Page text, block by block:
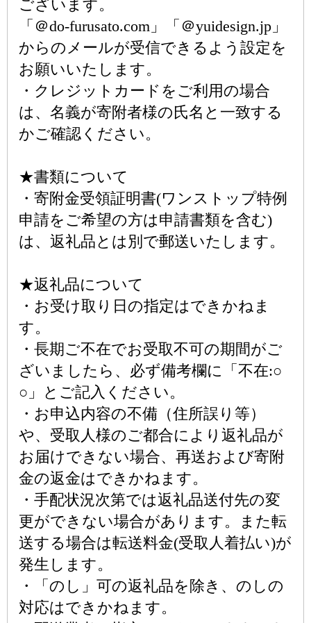
ございます。
「＠do-furusato.com」「＠yuidesign.jp」
からのメールが受信できるよう設定を
お願いいたします。
・クレジットカードをご利用の場合
は、名義が寄附者様の氏名と一致する
かご確認ください。
★書類について
・寄附金受領証明書(ワンストップ特例
申請をご希望の方は申請書類を含む)
は、返礼品とは別で郵送いたします。
★返礼品について
・お受け取り日の指定はできかねま
す。
・長期ご不在でお受取不可の期間がご
ざいましたら、必ず備考欄に「不在:○
○」とご記入ください。
・お申込内容の不備（住所誤り等）
や、受取人様のご都合により返礼品が
お届けできない場合、再送および寄附
金の返金はできかねます。
・手配状況次第では返礼品送付先の変
更ができない場合があります。また転
送する場合は転送料金(受取人着払い)が
発生します。
・「のし」可の返礼品を除き、のしの
対応はできかねます。